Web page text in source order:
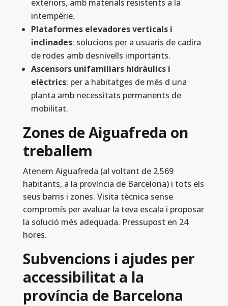
exteriors, amb materials resistents a la
intempèrie.
Plataformes elevadores verticals i
inclinades: solucions per a usuaris de cadira
de rodes amb desnivells importants.
Ascensors unifamiliars hidràulics i
elèctrics: per a habitatges de més d una
planta amb necessitats permanents de
mobilitat.
Zones de Aiguafreda on
treballem
Atenem Aiguafreda (al voltant de 2.569
habitants, a la província de Barcelona) i tots els
seus barris i zones. Visita tècnica sense
compromís per avaluar la teva escala i proposar
la solució més adequada. Pressupost en 24
hores.
Subvencions i ajudes per
accessibilitat a la
província de Barcelona